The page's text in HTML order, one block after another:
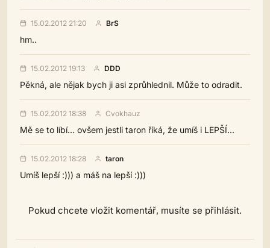
15.02.2012 21:20 BrS
hm..
15.02.2012 19:13 DDD
Pěkná, ale nějak bych ji asi zprůhlednil. Může to odradit.
15.02.2012 18:38 Cvokhauz
Mě se to líbí... ovšem jestli taron říká, že umíš i LEPŠÍ...
15.02.2012 18:28 taron
Umíš lepší :))) a máš na lepší :)))
Pokud chcete vložit komentář, musíte se přihlásit.